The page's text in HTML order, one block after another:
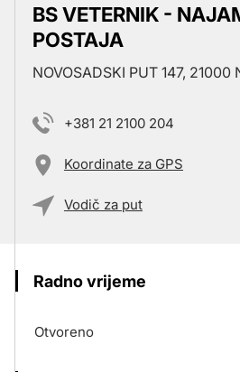
BS VETERNIK -
POSTAJA
NOVOSADSKI PUT 147, 21000
+381 21 2100 204
Koordinate za GPS
Vodič za put
Radno vrijeme
Otvoreno